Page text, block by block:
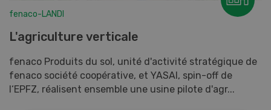
fenaco-LANDI
L'agriculture verticale
fenaco Produits du sol, unité d'activité stratégique de
fenaco société coopérative, et YASAI, spin-off de
l‘EPFZ, réalisent ensemble une usine pilote d'agr...